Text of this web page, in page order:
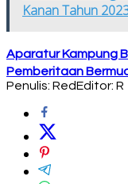
Kanan Tahun
Aparatur Kampung
Pemberitaan
Penulis: RedEditor: R